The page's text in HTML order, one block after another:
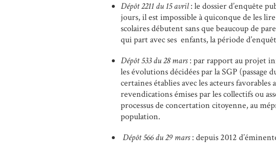
Dépôt 2211 du 15 avril: le dossier d’enquête
jours, il est impossible à quiconque de les
scolaires débutent sans que beaucoup de
qui part avec ses enfants, la période
Dépôt 533 du 28 mars: par rapport au projet
les évolutions décidées par la SGP
certaines établies avec les acteurs favorables
revendications émises par les collectifs ou
processus de concertation citoyenne, au
population.
Dépôt 566 du 29 mars: depuis 2012